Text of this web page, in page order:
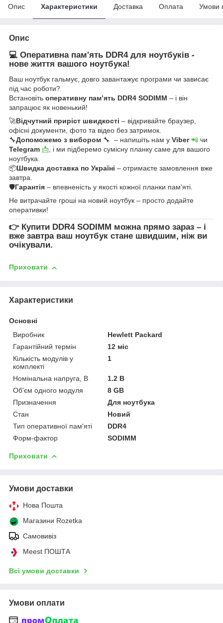
Опис Характеристики Доставка Оплата Умови
Опис
💻 Оперативна пам'ять DDR4 для ноутбуків -
нове життя вашого ноутбука!
Ваш ноутбук гальмує, довго завантажує програми чи зависає
під час роботи?
Встановіть оперативну пам’ять DDR4 SODIMM – і він
запрацює як новенький!
🚀Відчутний приріст швидкості – відкривайте браузер,
офісні документи, фото та відео без затримок.
🔧Допоможемо з вибором 🔧 – напишіть нам у Viber📲 чи
Telegram 📩 , і ми підберемо сумісну планку саме для вашого
ноутбука.
📦Швидка доставка по Україні – отримаєте замовлення вже
завтра.
🛡Гарантія – впевненість у якості кожної планки пам’яті.
Не витрачайте гроші на новий ноутбук – просто додайте
оперативки!
👉 Купити DDR4 SODIMM можна прямо зараз – і
вже завтра ваш ноутбук стане швидшим, ніж ви
очікували.
Приховати
Характеристики
Основні
Виробник
Hewlett Packard
Гарантійний термін
12 міс
Кількість модулів у
комплекті
1
Номінальна напруга, В
1.2 В
Об'єм одного модуля
8 GB
Призначення
Для ноутбука
Стан
Новий
Тип оперативної пам'яті
DDR4
Форм-фактор
SODIMM
Приховати
Умови доставки
Нова Пошта
Магазини Rozetka
Самовивіз
Meest ПОШТА
Всі умови доставки
Умови оплати